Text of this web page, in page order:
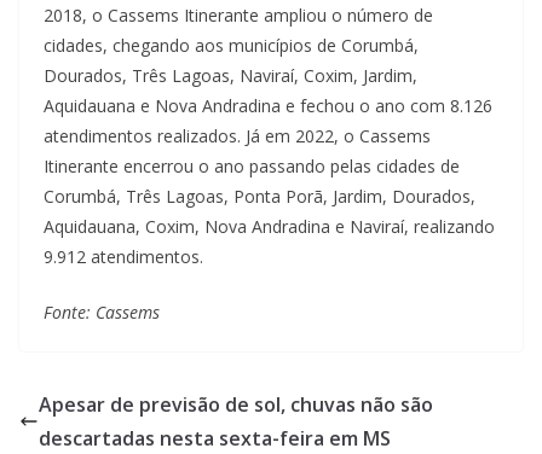
2018, o Cassems Itinerante ampliou o número de
cidades, chegando aos municípios de Corumbá,
Dourados, Três Lagoas, Naviraí, Coxim, Jardim,
Aquidauana e Nova Andradina e fechou o ano com 8.126
atendimentos realizados. Já em 2022, o Cassems
Itinerante encerrou o ano passando pelas cidades de
Corumbá, Três Lagoas, Ponta Porã, Jardim, Dourados,
Aquidauana, Coxim, Nova Andradina e Naviraí, realizando
9.912 atendimentos.
Fonte: Cassems
Apesar de previsão de sol, chuvas não são
descartadas nesta sexta-feira em MS